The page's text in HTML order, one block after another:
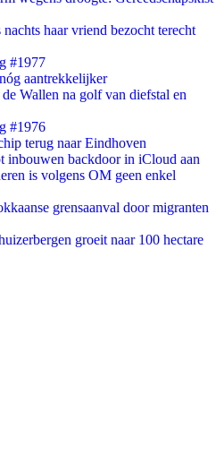
haar vriend bezocht terecht
#1977
aantrekkelijker
Wallen na golf van diefstal en
#1976
terug naar Eindhoven
inbouwen backdoor in iCloud aan
is volgens OM geen enkel
grensaanval door migranten
groeit naar 100 hectare